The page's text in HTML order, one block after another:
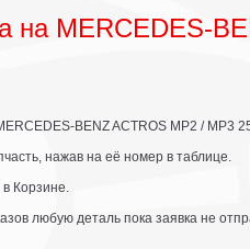
на MERCEDES-
BENZ ACTROS MP2 / MP3
нажав на её номер в таблице.
Корзине.
любую деталь пока заявка не